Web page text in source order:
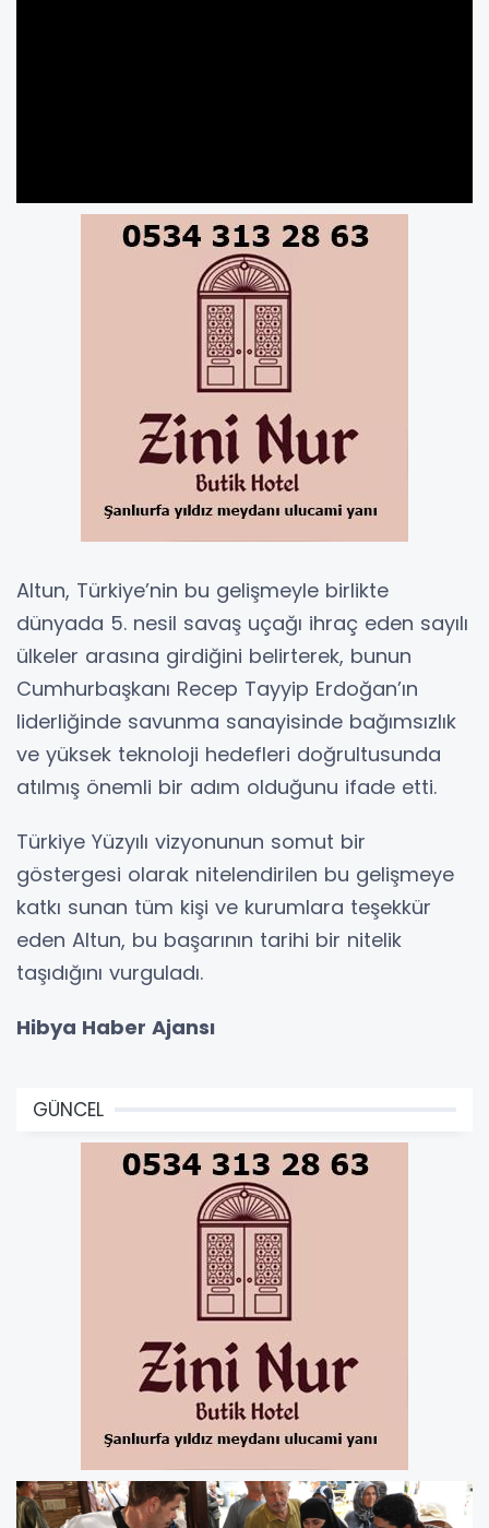
Altun, Türkiye’nin bu gelişmeyle birlikte
dünyada 5. nesil savaş uçağı ihraç eden sayılı
ülkeler arasına girdiğini belirterek, bunun
Cumhurbaşkanı Recep Tayyip Erdoğan’ın
liderliğinde savunma sanayisinde bağımsızlık
ve yüksek teknoloji hedefleri doğrultusunda
atılmış önemli bir adım olduğunu ifade etti.
Türkiye Yüzyılı vizyonunun somut bir
göstergesi olarak nitelendirilen bu gelişmeye
katkı sunan tüm kişi ve kurumlara teşekkür
eden Altun, bu başarının tarihi bir nitelik
taşıdığını vurguladı.
Hibya Haber Ajansı
GÜNCEL